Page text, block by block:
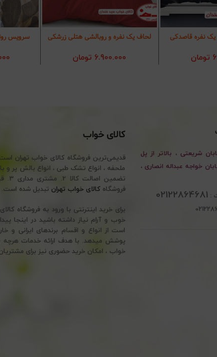
سبد خرید
یک نفره قاصدکی
تومان
افزودن به سبد خرید
لحاف یک نفره و روبالشی هتلی زرشکی
6.900.000 تومان
سرویس
شریعتی ، بالاتر از پل
خواجه عبداله انصاری ،
:
02122864681
کالای خواب
قدیمی‌ترین فروشگاه کالای خواب تهران
فروشگاهکالای خواب تهران تبدیل شده است.
برای خرید اینترنتی با ورود به
خوب و آرام نیاز داشته باشید در اینجا
است از انواع و اقسام برندهای ایرانی و
پوشش میدهد. با هدف ارائه خدمات هرچه
خواب ، امکان خرید حضوری نیز برای